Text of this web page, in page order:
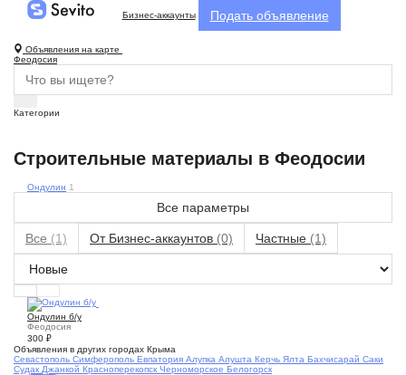
Бизнес-аккаунты Подать объявление
Объявления на карте
Феодосия
Категории
Строительные материалы в Феодосии
Ондулин 1
Все параметры
Все (1) От Бизнес-аккаунтов (0) Частные (1)
Ондулин б/у
Феодосия
300 ₽
Объявления в других городах Крыма
Севастополь Симферополь Евпатория Алупка Алушта Керчь Ялта Бахчисарай Саки
Судак Джанкой Красноперекопск Черноморское Белогорск